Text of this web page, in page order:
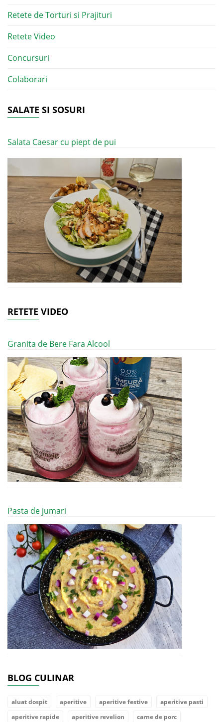
Retete de Torturi si Prajituri
Retete Video
Concursuri
Colaborari
SALATE SI SOSURI
Salata Caesar cu piept de pui
RETETE VIDEO
Granita de Bere Fara Alcool
Pasta de jumari
BLOG CULINAR
aluat dospit aperitive aperitive festive
aperitive pasti
aperitive rapide
aperitive revelion
carne de porc